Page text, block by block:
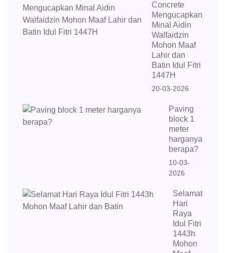
Concrete
Mengucapkan
Minal Aidin
Walfaidzin
Mohon Maaf
Lahir dan
Batin Idul Fitri
1447H
20-03-2026
Paving
block 1
meter
harganya
berapa?
10-03-
2026
Selamat
Hari
Raya
Idul Fitri
1443h
Mohon